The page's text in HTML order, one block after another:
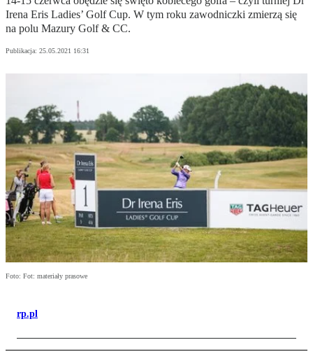
Irena Eris Ladies’ Golf Cup. W tym roku zawodniczki zmierzą się
na polu Mazury Golf & CC.
Publikacja: 25.05.2021 16:31
Foto: Fot: materiały prasowe
rp.pl